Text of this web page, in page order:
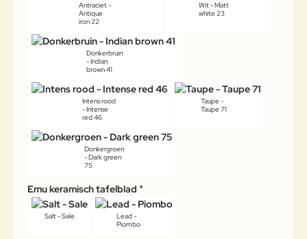
Antraciet -
Antique
iron 22
Wit - Matt
white 23
Donkerbruin
- Indian
brown 41
Intens rood
- Intense
red 46
Taupe -
Taupe 71
Donkergroen
- Dark green
75
Emu keramisch tafelblad
Salt - Sale
Lead -
Piombo